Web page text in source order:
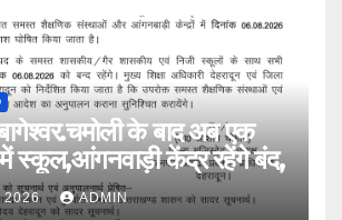
के बाद अब एक
स्कूल,आंगनवाड़ी केंद्र रहेंगे बंद,
2026 ADMIN